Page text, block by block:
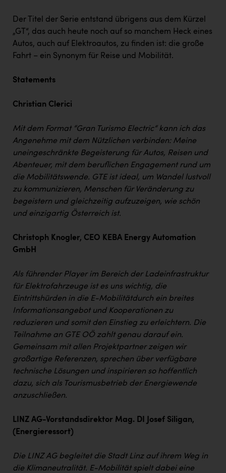
Der Titel der Serie entstand übrigens aus dem Kürzel
„GT“, das auch heute noch auf so manchem Heck eines
Autos, auch auf Elektroautos, zu finden ist: die große
Fahrt – ein Synonym für Reise und Mobilität.
Statements
Christian Clerici
Mit dem Format “Gran Turismo Electric“ kann ich das
Angenehme mit dem Nützlichen verbinden: Meine
uneingeschränkte Begeisterung für Autos, Reisen und
Abenteuer, mit dem beruflichen Engagement rund um
die Mobilitätswende. GTE ist ideal, um Wandel lustvoll
zu kommunizieren, Menschen für Veränderung zu
begeistern und gleichzeitig aufzuzeigen, wie schön
und einzigartig Österreich ist.
Christoph Knogler, CEO KEBA Energy Automation
GmbH
Als führender Player im Bereich der Ladeinfrastruktur
für Elektrofahrzeuge ist es uns wichtig, die
Eintrittshürden in die E-Mobilitätdurch ein breites
Informationsangebot und Kooperationen zu
reduzieren und somit den Einstieg zu erleichtern. Die
Teilnahme an GTE OÖ zahlt genau darauf ein.
Gemeinsam mit allen Projektpartner zeigen wir
großartige Referenzen, sprechen über verfügbare
technische Lösungen und inspirieren so hoffentlich
dazu, sich als Tourismusbetrieb der Energiewende
anzuschließen.
LINZ AG-Vorstandsdirektor Mag. DI Josef Siligan,
(Energieressort)
Die LINZ AG begleitet die Stadt Linz auf ihrem Weg in
die Klimaneutralität. E-Mobilität spielt dabei eine